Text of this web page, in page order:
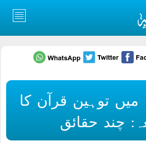
میں توہین قرآن کا
چند حقائق